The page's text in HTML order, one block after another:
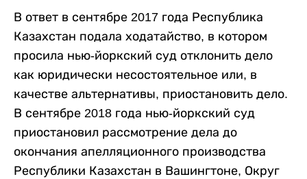
В ответ в сентябре 2017 года Республика
Казахстан подала ходатайство, в котором
просила нью-йоркский суд отклонить дело
как юридически несостоятельное или, в
качестве альтернативы, приостановить дело.
В сентябре 2018 года нью-йоркский суд
приостановил рассмотрение дела до
окончания апелляционного производства
Республики Казахстан в Вашингтоне, Округ